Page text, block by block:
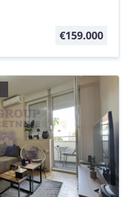
€159.000